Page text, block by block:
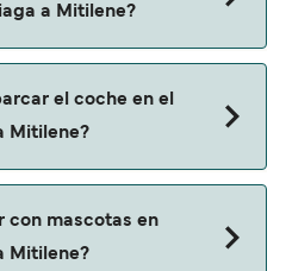
consultar nuestra
descrubrir las últimas
a Mitilene?
el coche en el
Mitilene?
con mascotas en
Mitilene?